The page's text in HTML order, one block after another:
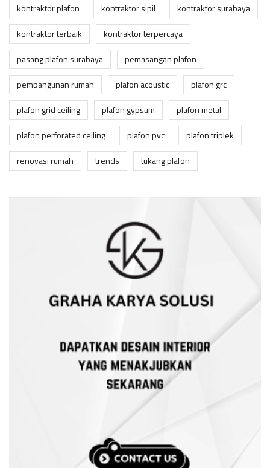
kontraktor plafon
kontraktor sipil
kontraktor surabaya
kontraktor terbaik
kontraktor terpercaya
pasang plafon surabaya
pemasangan plafon
pembangunan rumah
plafon acoustic
plafon grc
plafon grid ceiling
plafon gypsum
plafon metal
plafon perforated ceiling
plafon pvc
plafon triplek
renovasi rumah
trends tukang plafon